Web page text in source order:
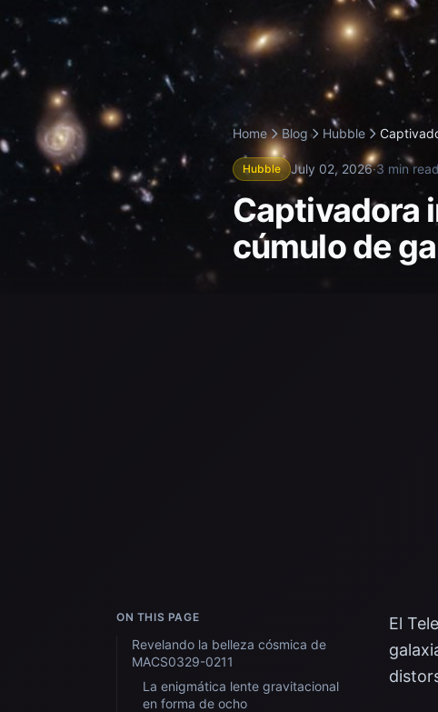
Home Blog Hubble
Hubble July 02, 2026·3 min
Captivadora
cúmulo de
ON THIS PAGE
Revelando la belleza cósmica de
MACS0329-0211
La enigmática lente gravitacional
en forma de ocho
El